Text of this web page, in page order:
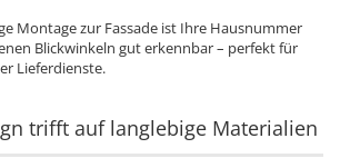
Montage zur Fassade ist Ihre Hausnummer
Blickwinkeln gut erkennbar – perfekt für
Lieferdienste.
trifft auf langlebige Materialien